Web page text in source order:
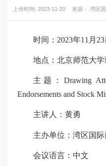
上传时间: 2023-11-20 来源： 湾区
时间：2023年11月
地点：北京师范大
主题：Drawing
Endorsements and Stock
主讲人：黄勇
主办单位：湾区国
会议语言：中文